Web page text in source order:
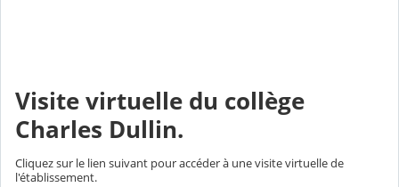
Visite virtuelle du collège
Charles Dullin.
Cliquez sur le lien suivant pour accéder à une visite virtuelle de
l'établissement.